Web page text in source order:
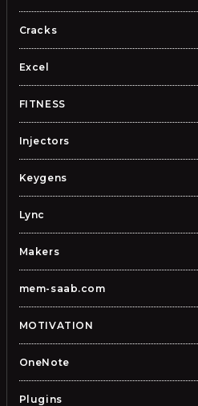
Cracks
Excel
FITNESS
Injectors
Keygens
Lync
Makers
mem-saab.com
MOTIVATION
OneNote
Plugins